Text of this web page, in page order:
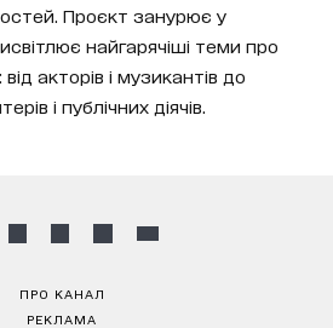
Проєкт занурює у
найгарячіші теми про
акторів і музикантів до
і публічних діячів.
ПРО КАНАЛ
РЕКЛАМА